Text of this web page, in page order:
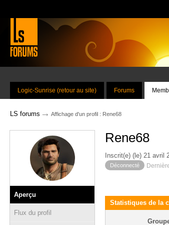
Logic-Sunrise (retour au site) Forums
LS forums → Affichage d'un profil : Rene68
Aperçu
Flux du profil
Rene68
Inscrit(e) (le) 21 avril
Déconnecté
Statistiques de la